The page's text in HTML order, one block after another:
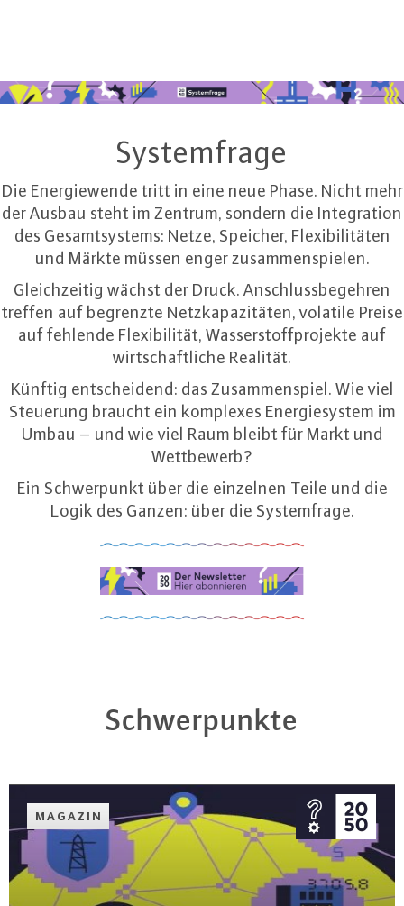
Systemfrage
Die Energiewende tritt in eine neue Phase. Nicht mehr
der Ausbau steht im Zentrum, sondern die Integration
des Gesamtsystems: Netze, Speicher, Flexibilitäten
und Märkte müssen enger zusammenspielen.
Gleichzeitig wächst der Druck. Anschlussbegehren
treffen auf begrenzte Netzkapazitäten, volatile Preise
auf fehlende Flexibilität, Wasserstoffprojekte auf
wirtschaftliche Realität.
Künftig entscheidend: das Zusammenspiel. Wie viel
Steuerung braucht ein komplexes Energiesystem im
Umbau – und wie viel Raum bleibt für Markt und
Wettbewerb?
Ein Schwerpunkt über die einzelnen Teile und die
Logik des Ganzen: über die Systemfrage.
Schwer­punk­te
MAGAZIN